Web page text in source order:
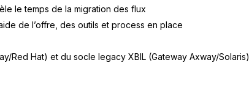
le temps de la migration des flux
de l’offre, des outils et process en place
Red Hat) et du socle legacy XBIL (Gateway Axway/Solaris)